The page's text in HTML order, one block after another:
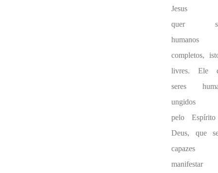
Jesus
quer
humanos
completos,
livres. Ele
seres
ungidos
pelo
Deus, que
capazes